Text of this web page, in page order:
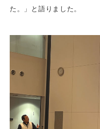
た。」と語りました。